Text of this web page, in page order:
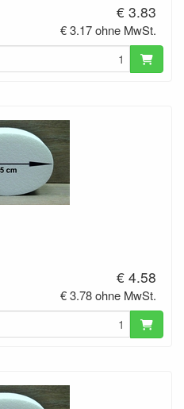
€ 3.83
€ 3.17 ohne MwSt.
€ 4.58
€ 3.78 ohne MwSt.